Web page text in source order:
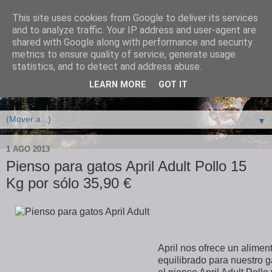
▼
1 AGO 2013
Pienso para gatos April Adult Pollo 15
Kg por sólo 35,90 €
April nos ofrece un
equilibrado para nuestro
This site uses cookies from Google to deliver its services
and to analyze traffic. Your IP address and user-agent are
shared with Google along with performance and security
metrics to ensure quality of service, generate usage
statistics, and to detect and address abuse.
LEARN MORE GOT IT